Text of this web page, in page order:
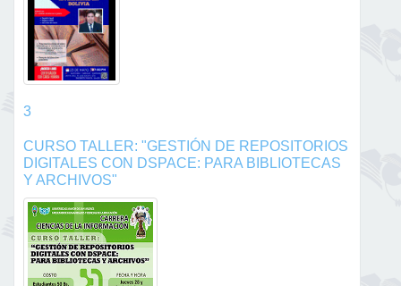
3
CURSO TALLER: "GESTIÓN DE REPOSITORIOS
DIGITALES CON DSPACE: PARA BIBLIOTECAS
Y ARCHIVOS"